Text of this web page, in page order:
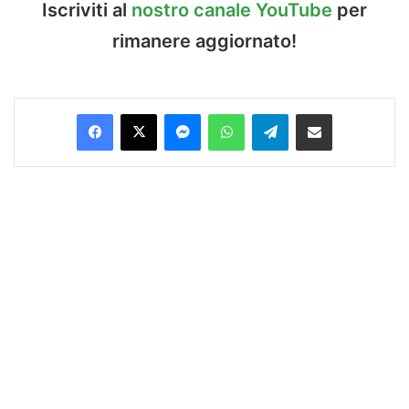
Iscriviti al nostro canale YouTube per
rimanere aggiornato!
Facebook
X MessengerWhatsAppTelegramCondividi via Email